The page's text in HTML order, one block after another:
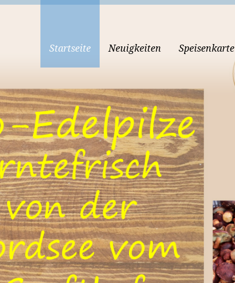
Startseite Neuigkeiten Speisenkarte